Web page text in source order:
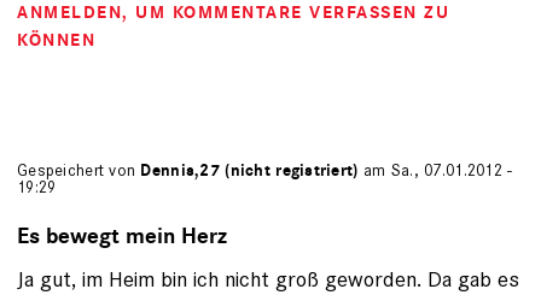
ANMELDEN, UM KOMMENTARE VERFASSEN ZU
KÖNNEN
Gespeichert von Dennis,27 (nicht registriert) am Sa., 07.01.2012 -
19:29
Es bewegt mein Herz
Ja gut, im Heim bin ich nicht groß geworden. Da gab es